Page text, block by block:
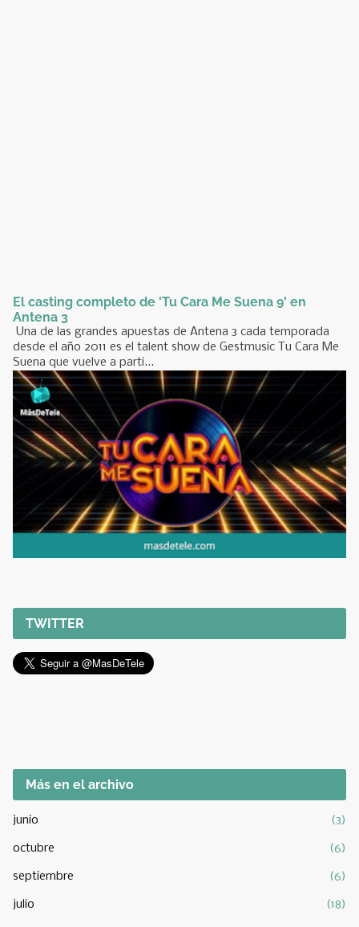
El casting completo de 'Tu Cara Me Suena 9' en
Antena 3
Una de las grandes apuestas de Antena 3 cada temporada
desde el año 2011 es el talent show de Gestmusic Tu Cara Me
Suena que vuelve a parti...
TWITTER
Más en el archivo
junio (3)
octubre (6)
septiembre (6)
julio (18)